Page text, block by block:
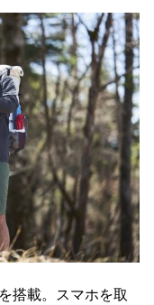
搭載。スマホを取